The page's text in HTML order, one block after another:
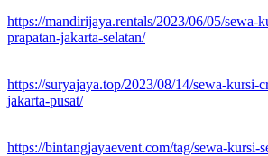
https://mandirijaya.rentals/2023/06/05/sewa-
prapatan-jakarta-selatan/
https://suryajaya.top/2023/08/14/sewa-kursi-
jakarta-pusat/
https://bintangjayaevent.com/tag/sewa-kursi-